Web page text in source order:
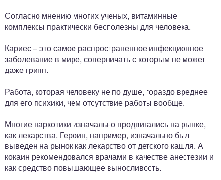
Согласно мнению многих ученых, витаминные
комплексы практически бесполезны для человека.
Кариес – это самое распространенное инфекционное
заболевание в мире, соперничать с которым не может
даже грипп.
Работа, которая человеку не по душе, гораздо вреднее
для его психики, чем отсутствие работы вообще.
Многие наркотики изначально продвигались на рынке,
как лекарства. Героин, например, изначально был
выведен на рынок как лекарство от детского кашля. А
кокаин рекомендовался врачами в качестве анестезии и
как средство повышающее выносливость.